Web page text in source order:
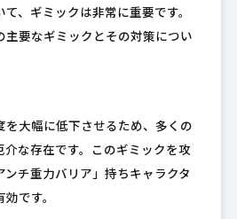
、ギミックは非常に重要です。
主要なギミックとその対策につい
を大幅に低下させるため、多くの
介な存在です。このギミックを攻
ンチ重力バリア」持ちキャラクタ
です。